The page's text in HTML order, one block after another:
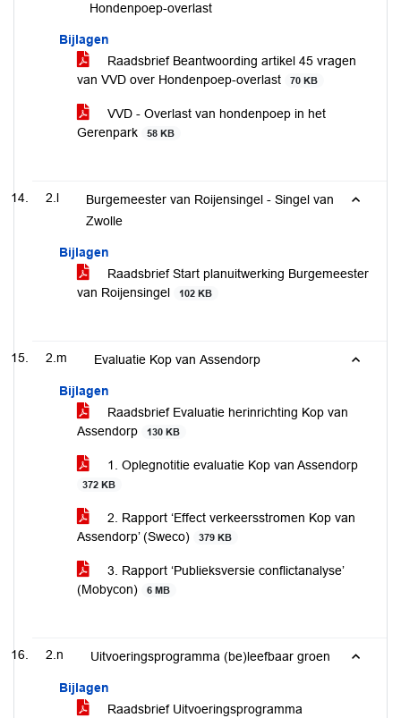
Hondenpoep-overlast
Bijlagen
Raadsbrief Beantwoording artikel 45 vragen
van VVD over Hondenpoep-overlast
70 KB
VVD - Overlast van hondenpoep in het
Gerenpark
58 KB
2.l
Burgemeester van Roijensingel - Singel van
Zwolle
Bijlagen
Raadsbrief Start planuitwerking Burgemeester
van Roijensingel
102 KB
2.m Evaluatie Kop van Assendorp
Bijlagen
Raadsbrief Evaluatie herinrichting Kop van
Assendorp
130 KB
1. Oplegnotitie evaluatie Kop van Assendorp
372 KB
2. Rapport ‘Effect verkeersstromen Kop van
Assendorp’ (Sweco)
379 KB
3. Rapport ‘Publieksversie conflictanalyse’
(Mobycon)
6 MB
2.n Uitvoeringsprogramma (be)leefbaar groen
Bijlagen
Raadsbrief Uitvoeringsprogramma